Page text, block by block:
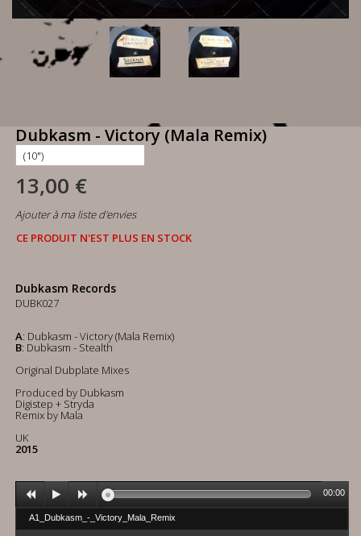
Dubkasm - Victory (Mala Remix)
13,00 €
Ajouter à ma liste d'envies
CE PRODUIT N'EST PLUS EN STOCK
Dubkasm Records
DUBK027
A: Dubkasm - Victory (Mala Remix)
B: Dubkasm - Stealth
Original Dubplate Mixes
Produced by Dubkasm
Digistep + Stryda
Remix by Mala
UK
2015
A1_Dubkasm_-_Victory_Mala_Remix
00:00